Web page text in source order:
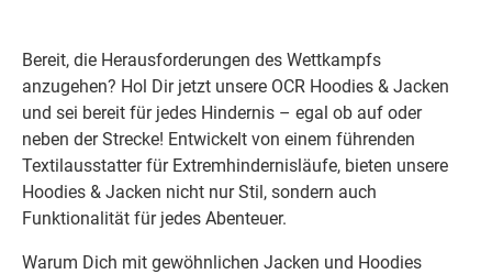
Bereit, die Herausforderungen des Wettkampfs
anzugehen? Hol Dir jetzt unsere OCR Hoodies & Jacken
und sei bereit für jedes Hindernis – egal ob auf oder
neben der Strecke! Entwickelt von einem führenden
Textilausstatter für Extremhindernisläufe, bieten unsere
Hoodies & Jacken nicht nur Stil, sondern auch
Funktionalität für jedes Abenteuer.
Warum Dich mit gewöhnlichen Jacken und Hoodies